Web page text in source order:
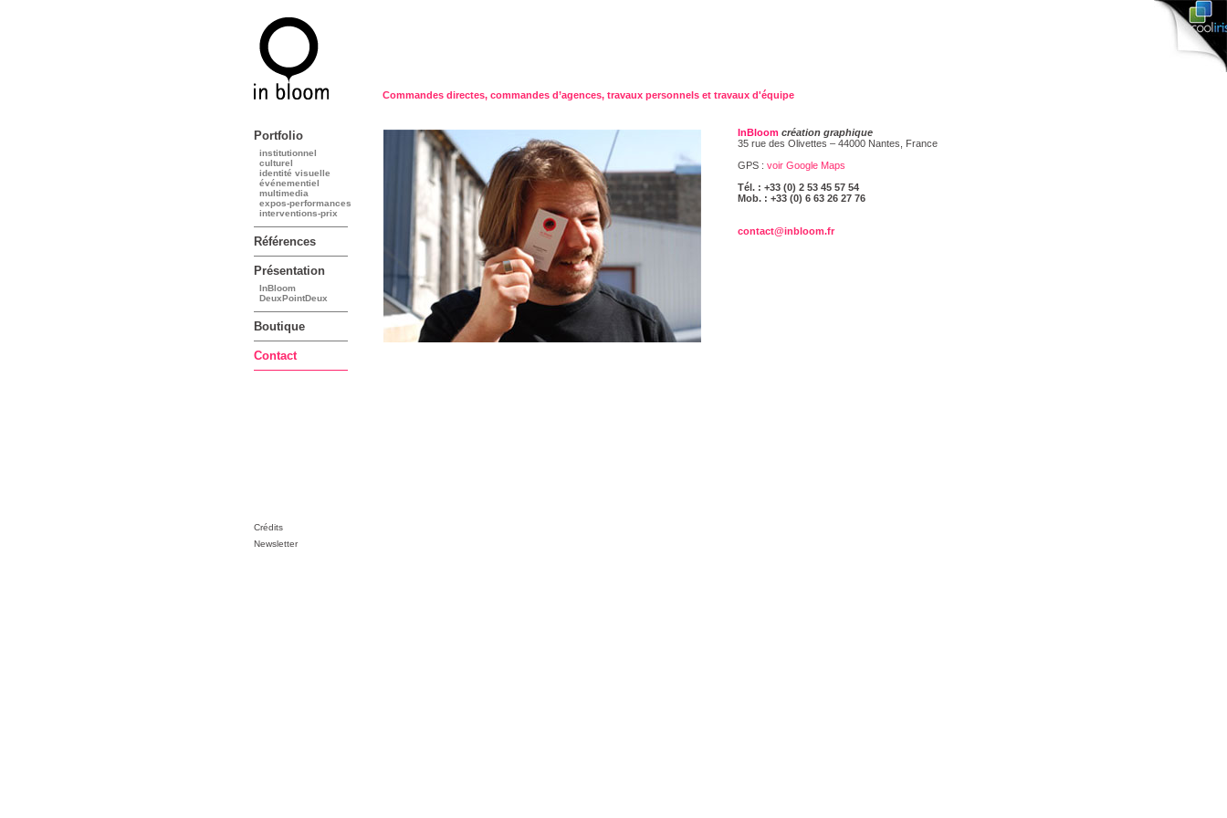
Commandes directes, commandes d’agences, travaux personnels et travaux d'équipe
Portfolio
institutionnel
culturel
identité visuelle
événementiel
multimedia
expos-performances
interventions-prix
Références
Présentation
InBloom
DeuxPointDeux
Boutique
Contact
Crédits
Newsletter
InBloom création graphique
35 rue des Olivettes – 44000 Nantes, France
GPS : voir Google Maps
Tél. : +33 (0) 2 53 45 57 54
Mob. : +33 (0) 6 63 26 27 76
contact@inbloom.fr